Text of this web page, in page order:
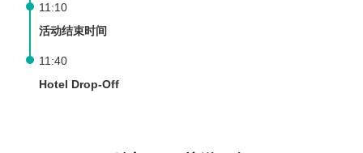
11:10
活动结束时间
11:40
Hotel Drop-Off